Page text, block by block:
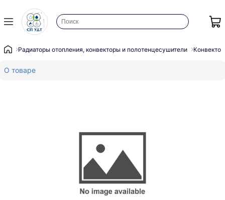
Радиаторы отопления, конвекторы и полотенцесушители
О товаре